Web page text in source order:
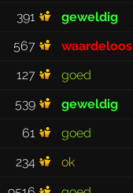
391 geweldig
567 waardeloos
127 goed
539 geweldig
61 goed
234 ok